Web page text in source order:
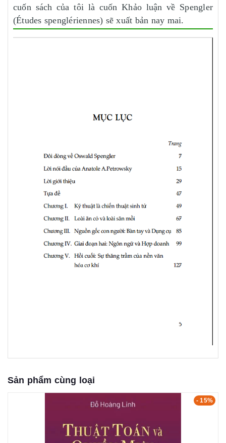
cuốn sách của tôi là cuốn Khảo luận về Spengler
(Études spenglériennes) sẽ xuất bản nay mai.
Sản phẩm cùng loại
- 15%